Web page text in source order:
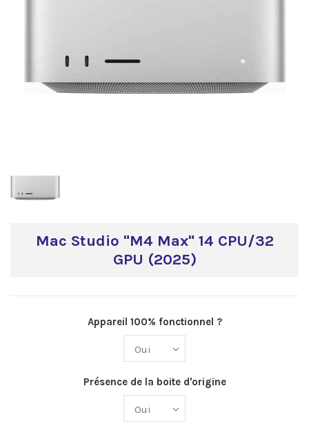
Mac Studio "M4 Max" 14 CPU/32
GPU (2025)
Appareil 100% fonctionnel ?
Présence de la boite d'origine